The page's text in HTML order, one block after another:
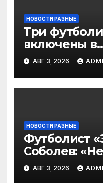
НОВОСТИ РАЗНЫЕ
Три
включены в
2‑го тура
ПРЕМЬЕР
АВГ 3, 2026
НОВОСТИ РАЗНЫЕ
Футболист
Соболев:
— в
тяжело
АВГ 3, 2026